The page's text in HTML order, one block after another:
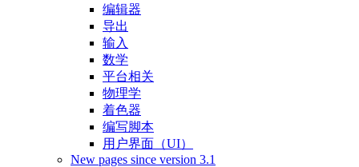
编辑器
导出
输入
数学
平台相关
物理学
着色器
编写脚本
用户界面（UI）
New pages since version 3.1